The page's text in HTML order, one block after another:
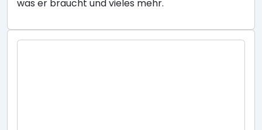
was er braucht und vieles mehr.